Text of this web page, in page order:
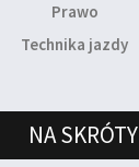
Prawo
Technika jazdy
NA SKRÓTY